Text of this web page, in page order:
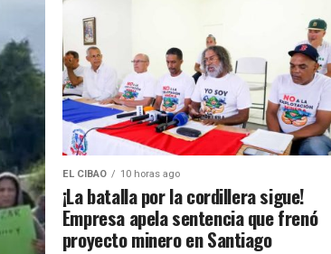
EL CIBAO 10 horas ago
¡La batalla por la cordillera sigue!
Empresa apela sentencia que frenó
proyecto minero en Santiago